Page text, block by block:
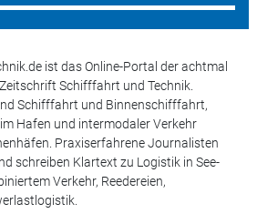
ist das Online-Portal der achtmal
Schifffahrt und Technik.
Schifffahrt und Binnenschifffahrt,
Hafen und intermodaler Verkehr
Praxiserfahrene Journalisten
schreiben Klartext zu Logistik in See-
Verkehr, Reedereien,